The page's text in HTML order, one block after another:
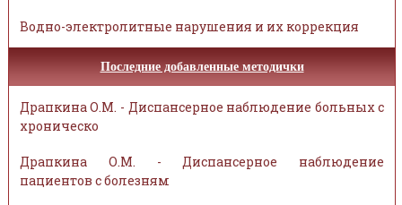
Водно-электролитные нарушения и их коррекция
Последние добавленные методички
Драпкина О.М. - Диспансерное наблюдение больных с
хроническо
Драпкина О.М. - Диспансерное наблюдение
пациентов с болезням